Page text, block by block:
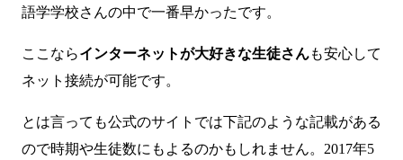
語学学校さんの中で一番早かったです。
ここならインターネットが大好きな生徒さんも安心して
ネット接続が可能です。
とは言っても公式のサイトでは下記のような記載がある
ので時期や生徒数にもよるのかもしれません。2017年5